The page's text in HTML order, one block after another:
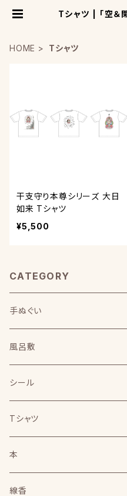
Tシャツ | 「空
HOME Tシャツ
干支守り本尊シリーズ 大日
如来 Tシャツ
¥5,500
CATEGORY
手ぬぐい
風呂敷
シール
Tシャツ
本
線香